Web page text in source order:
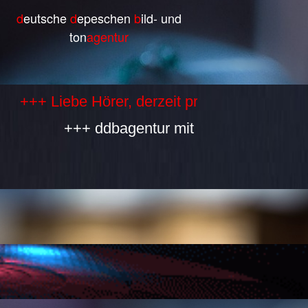
deutschedepeschen bild- und
tonagentur
Hörer, derzeit produzieren wir selbst
+++ ddbagentur mit allen Bestandteilen